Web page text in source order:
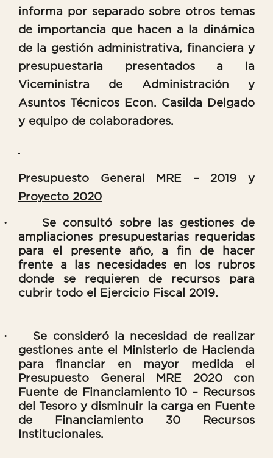
informa por separado sobre otros temas
de importancia que hacen a la dinámica
de la gestión administrativa, financiera y
presupuestaria presentados a la
Viceministra de Administración y
Asuntos Técnicos Econ. Casilda Delgado
y equipo de colaboradores.
Presupuesto General MRE – 2019 y
Proyecto 2020
·
Se consultó sobre las gestiones de
ampliaciones presupuestarias requeridas
para el presente año, a fin de hacer
frente a las necesidades en los rubros
donde se requieren de recursos para
cubrir todo el Ejercicio Fiscal 2019.
·
Se consideró la necesidad de realizar
gestiones ante el Ministerio de Hacienda
para financiar en mayor medida el
Presupuesto General MRE 2020 con
Fuente de Financiamiento 10 – Recursos
del Tesoro y disminuir la carga en Fuente
de Financiamiento 30 Recursos
Institucionales.